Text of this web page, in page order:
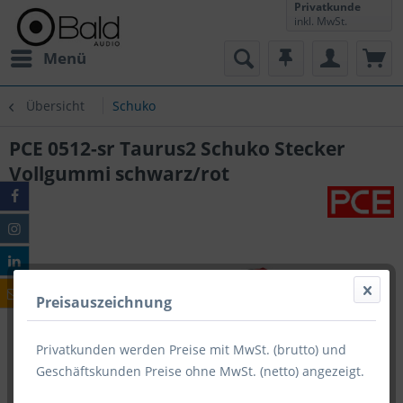
Menü
Privatkunde
inkl. MwSt.
Übersicht Schuko
PCE 0512-sr Taurus2 Schuko Stecker
Vollgummi schwarz/rot
Preisauszeichnung
Privatkunden werden Preise mit MwSt. (brutto) und
Geschäftskunden Preise ohne MwSt. (netto) angezeigt.